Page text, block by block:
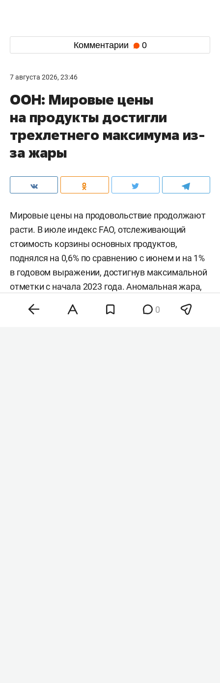
Комментарии 0
7 августа 2026, 23:46
ООН: Мировые цены
на продукты достигли
трехлетнего максимума из-
за жары
Мировые цены на продовольствие продолжают
расти. В июле индекс FAO, отслеживающий
стоимость корзины основных продуктов,
поднялся на 0,6% по сравнению с июнем и на 1%
в годовом выражении, достигнув максимальной
отметки с начала 2023 года. Аномальная жара,
нестабильность на энергетических рынках и
геополитическая напряженность разогнали
0